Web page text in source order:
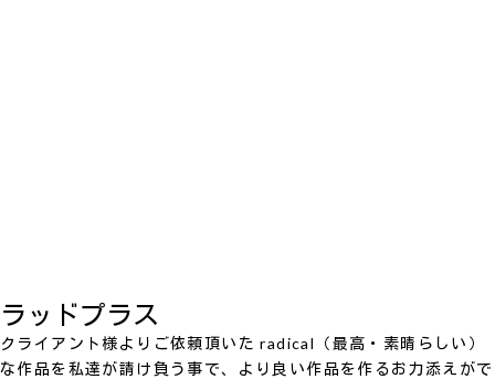
ラッドプラス
クライアント様よりご依頼頂いた radical（最高・素晴らしい）
な作品を私達が請け負う事で、より良い作品を作るお力添えがで